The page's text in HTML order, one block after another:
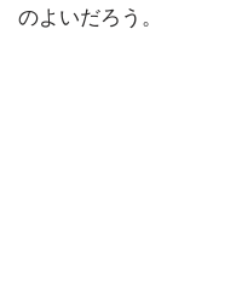
のよいだろう。